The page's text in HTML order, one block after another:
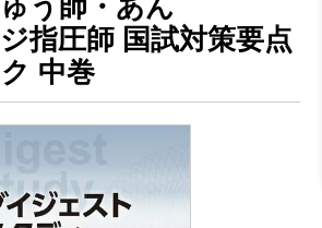
う師・あん
指圧師 国試対策要点
中巻